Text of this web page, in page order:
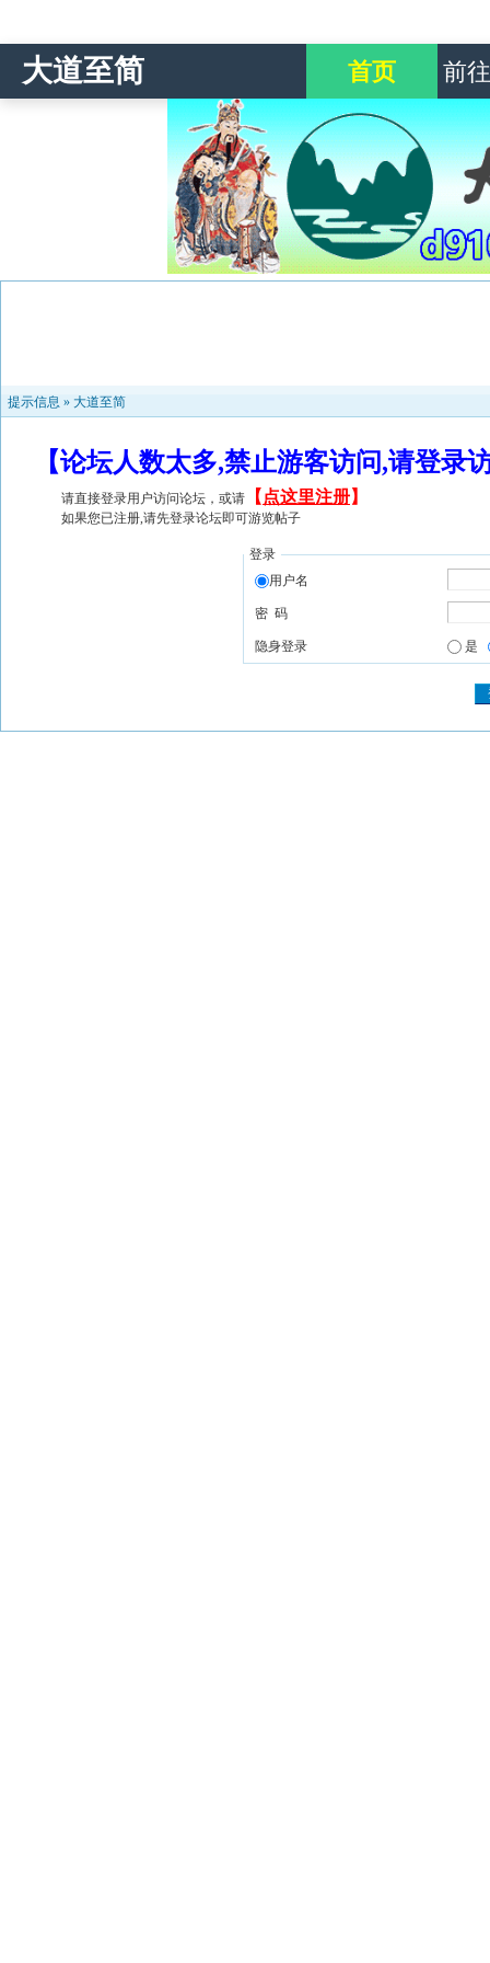
大道至简 首页 前
提示信息 » 大道至简
【论坛人数太多,禁止游客访问,请登
请直接登录用户访问论坛，或请 【 点这里注册】
如果您已注册,请先登录论坛即可游览帖子
登录
用户名
密 码
隐身登录 是